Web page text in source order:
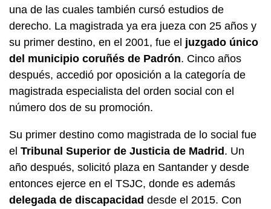
una de las cuales también cursó estudios de
derecho. La magistrada ya era jueza con 25 años y
su primer destino, en el 2001, fue el juzgado único
del municipio coruñés de Padrón. Cinco años
después, accedió por oposición a la categoría de
magistrada especialista del orden social con el
número dos de su promoción.
Su primer destino como magistrada de lo social fue
el Tribunal Superior de Justicia de Madrid. Un
año después, solicitó plaza en Santander y desde
entonces ejerce en el TSJC, donde es además
delegada de discapacidad desde el 2015. Con